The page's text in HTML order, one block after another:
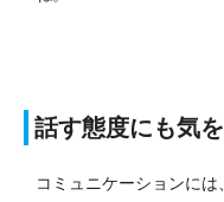
話す態度にも気
コミュニケーションに